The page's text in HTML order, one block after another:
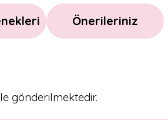
Önerileriniz
gönderilmektedir.